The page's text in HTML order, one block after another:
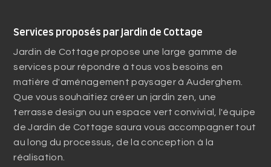
Services proposés par Jardin de Cottage
Jardin de Cottage propose une large gamme de
services pour répondre à tous vos besoins en
matière d'aménagement paysager à Auderghem.
Que vous souhaitiez créer un jardin zen, une
terrasse design ou un espace vert convivial, l'équipe
de Jardin de Cottage saura vous accompagner tout
au long du processus, de la conception à la
réalisation.